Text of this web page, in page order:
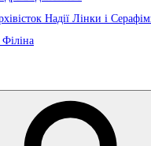
Надії Лінки і